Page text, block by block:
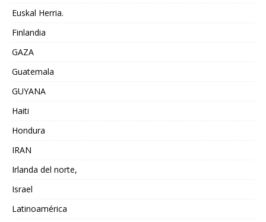
Euskal Herria.
Finlandia
GAZA
Guatemala
GUYANA
Haiti
Hondura
IRAN
Irlanda del norte,
Israel
Latinoamérica